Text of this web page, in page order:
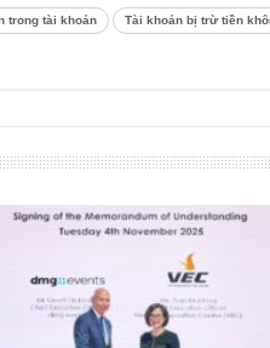
trong tài khoản Tài khoản bị trừ tiền